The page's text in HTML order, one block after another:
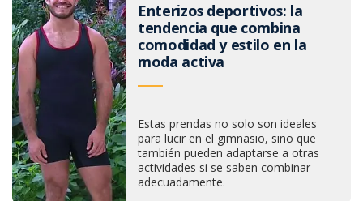
Enterizos deportivos: la
tendencia que combina
comodidad y estilo en la
moda activa
Estas prendas no solo son ideales
para lucir en el gimnasio, sino que
también pueden adaptarse a otras
actividades si se saben combinar
adecuadamente.